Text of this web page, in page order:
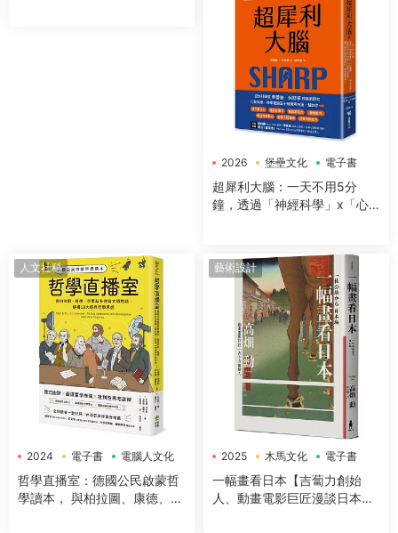
2026 堡壘文化 電子書
超犀利大腦：一天不用5分
鐘，透過「神經科學」x「心
讓大腦潛能發揮到極緻，變得
超犀利！
人文社科
2024 電子書 電腦人文化
哲學直播室：德國公民啟蒙哲
學讀本， 與柏拉圖、康德、亞
藝術設計
2025 木馬文化 電子書
一幅畫看日本【吉蔔力創始
人、動畫電影巨匠漫談日本傳